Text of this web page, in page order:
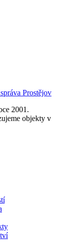
2001.
objekty v